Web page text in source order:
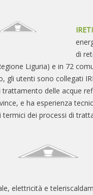
IRETI
di
Liguria) e in 72
gli utenti sono collegati
delle acque
e ha esperienza
termici dei processi di
elettricità e